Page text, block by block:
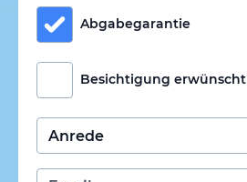
Abgabegarantie
Besichtigung erwünscht